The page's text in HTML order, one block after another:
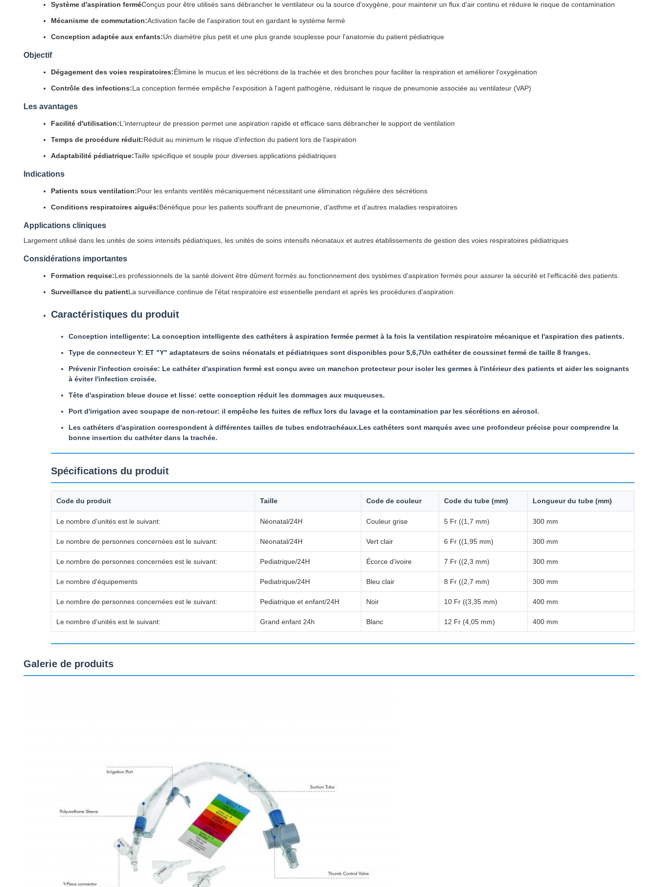
Système d'aspiration ferméConçus pour être utilisés sans débrancher le ventilateur ou la source d'oxygène, pour maintenir un flux d'air continu et réduire le risque de contamination
Mécanisme de commutation:Activation facile de l'aspiration tout en gardant le système fermé
Conception adaptée aux enfants:Un diamètre plus petit et une plus grande souplesse pour l'anatomie du patient pédiatrique
Objectif
Dégagement des voies respiratoires:Élimine le mucus et les sécrétions de la trachée et des bronches pour faciliter la respiration et améliorer l'oxygénation
Contrôle des infections:La conception fermée empêche l'exposition à l'agent pathogène, réduisant le risque de pneumonie associée au ventilateur (VAP)
Les avantages
Facilité d'utilisation:L'interrupteur de pression permet une aspiration rapide et efficace sans débrancher le support de ventilation
Temps de procédure réduit:Réduit au minimum le risque d'infection du patient lors de l'aspiration
Adaptabilité pédiatrique:Taille spécifique et souple pour diverses applications pédiatriques
Indications
Patients sous ventilation:Pour les enfants ventilés mécaniquement nécessitant une élimination régulière des sécrétions
Conditions respiratoires aiguës:Bénéfique pour les patients souffrant de pneumonie, d'asthme et d'autres maladies respiratoires
Applications cliniques
Largement utilisé dans les unités de soins intensifs pédiatriques, les unités de soins intensifs néonataux et autres établissements de gestion des voies respiratoires pédiatriques
Considérations importantes
Formation requise:Les professionnels de la santé doivent être dûment formés au fonctionnement des systèmes d'aspiration fermés pour assurer la sécurité et l'efficacité des patients.
Surveillance du patientLa surveillance continue de l'état respiratoire est essentielle pendant et après les procédures d'aspiration.
Caractéristiques du produit
Conception intelligente: La conception intelligente des cathéters à aspiration fermée permet à la fois la ventilation respiratoire mécanique et l'aspiration des patients.
Type de connecteur Y: ET "Y" adaptateurs de soins néonatals et pédiatriques sont disponibles pour 5,6,7Un cathéter de coussinet fermé de taille 8 franges.
Prévenir l'infection croisée: Le cathéter d'aspiration fermé est conçu avec un manchon protecteur pour isoler les germes à l'intérieur des patients et aider les soignants
à éviter l'infection croisée.
Tête d'aspiration bleue douce et lisse: cette conception réduit les dommages aux muqueuses.
Port d'irrigation avec soupape de non-retour: il empêche les fuites de reflux lors du lavage et la contamination par les sécrétions en aérosol.
Les cathéters d'aspiration correspondent à différentes tailles de tubes endotrachéaux.Les cathéters sont marqués avec une profondeur précise pour comprendre la
bonne insertion du cathéter dans la trachée.
Spécifications du produit
Code du produit Taille Code de couleur Code du tube (mm) Longueur du tube (mm)
Le nombre d'unités est le suivant: Néonatal/24H Couleur grise 5 Fr ((1,7 mm) 300 mm
Le nombre de personnes concernées est le suivant: Néonatal/24H Vert clair 6 Fr ((1,95 mm) 300 mm
Le nombre de personnes concernées est le suivant: Pediatrique/24H Écorce d'ivoire 7 Fr ((2,3 mm) 300 mm
Le nombre d'équipements Pediatrique/24H Bleu clair 8 Fr ((2,7 mm) 300 mm
Le nombre de personnes concernées est le suivant: Pediatrique et enfant/24H Noir 10 Fr ((3,35 mm) 400 mm
Le nombre d'unités est le suivant: Grand enfant 24h Blanc 12 Fr (4,05 mm) 400 mm
Galerie de produits